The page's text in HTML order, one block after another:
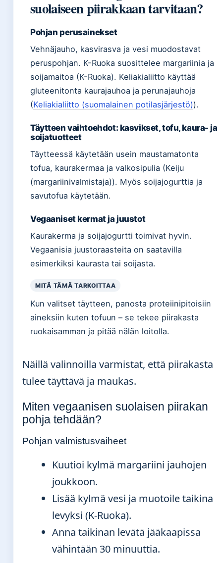
suolaiseen piirakkaan tarvitaan?
Pohjan perusainekset
Vehnäjauho, kasvirasva ja vesi muodostavat
peruspohjan. K-Ruoka suosittelee margariinia ja
soijamaitoa (K-Ruoka). Keliakialiitto käyttää
gluteenitonta kaurajauhoa ja perunajauhoja
(Keliakialiitto (suomalainen potilasjärjestö)).
Täytteen vaihtoehdot: kasvikset, tofu, kaura- ja
soijatuotteet
Täytteessä käytetään usein maustamatonta
tofua, kaurakermaa ja valkosipulia (Keiju
(margariinivalmistaja)). Myös soijajogurttia ja
savutofua käytetään.
Vegaaniset kermat ja juustot
Kaurakerma ja soijajogurtti toimivat hyvin.
Vegaanisia juustoraasteita on saatavilla
esimerkiksi kaurasta tai soijasta.
MITÄ TÄMÄ TARKOITTAA
Kun valitset täytteen, panosta proteiinipitoisiin
aineksiin kuten tofuun – se tekee piirakasta
ruokaisamman ja pitää nälän loitolla.
Näillä valinnoilla varmistat, että piirakasta
tulee täyttävä ja maukas.
Miten vegaanisen suolaisen piirakan
pohja tehdään?
Pohjan valmistusvaiheet
Kuutioi kylmä margariini jauhojen
joukkoon.
Lisää kylmä vesi ja muotoile taikina
levyksi (K-Ruoka).
Anna taikinan levätä jääkaapissa
vähintään 30 minuuttia.